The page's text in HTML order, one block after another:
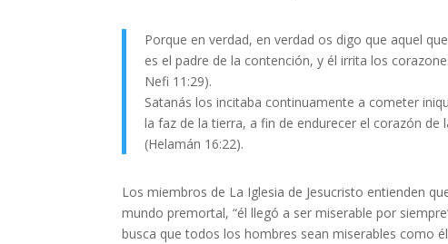
Porque en verdad, en verdad os digo que aquel
es el padre de la contención, y él irrita los
Nefi 11:29).
Satanás los incitaba continuamente a cometer
la faz de la tierra, a fin de endurecer el corazón
(Helamán 16:22).
Los miembros de La Iglesia de Jesucristo entienden
mundo premortal, “él llegó a ser miserable por
busca que todos los hombres sean miserables como